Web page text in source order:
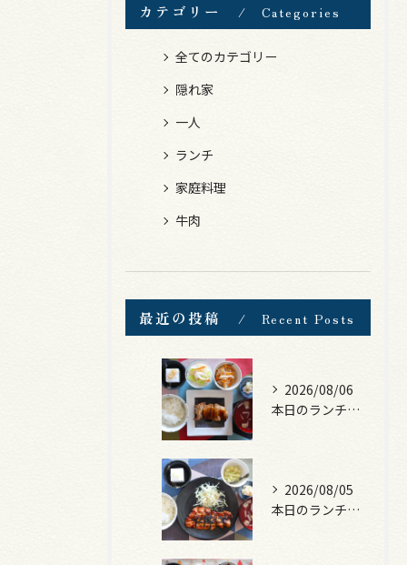
カテゴリー Categories
全てのカテゴリー
隠れ家
一人
ランチ
家庭料理
牛肉
最近の投稿 Recent Posts
2026/08/06
本日のランチは、照焼きチキン！
2026/08/05
本日のランチは、ロース豚カツ梅はさみ！